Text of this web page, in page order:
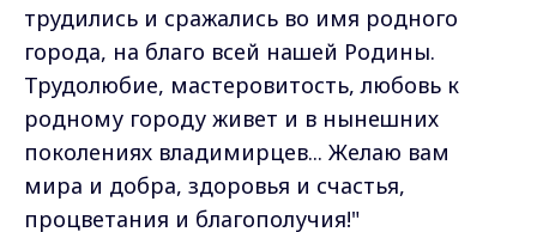
трудились и сражались во имя родного
города, на благо всей нашей Родины.
Трудолюбие, мастеровитость, любовь к
родному городу живет и в нынешних
поколениях владимирцев... Желаю вам
мира и добра, здоровья и счастья,
процветания и благополучия!"